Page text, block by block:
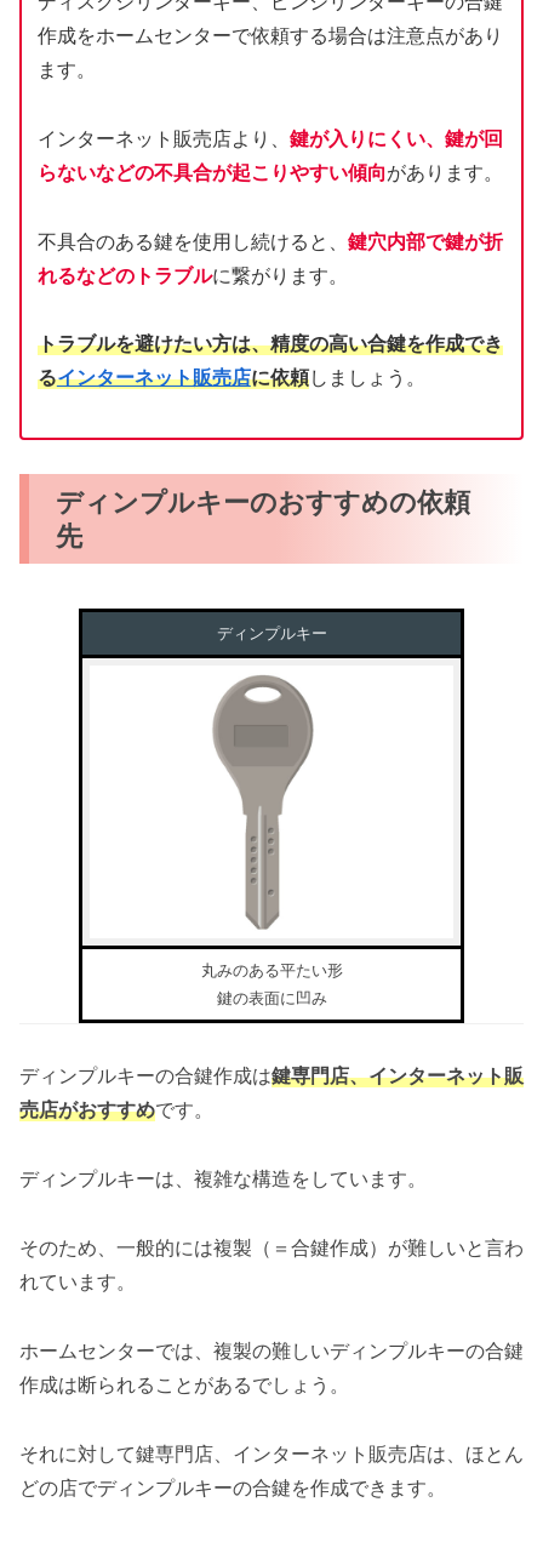
作成をホームセンターで依頼する場合は注意点があり
ます。
インターネット販売店より、 鍵が入りにくい、鍵が回
らないなどの不具合が起こりやすい傾向があります。
不具合のある鍵を使用し続けると、 鍵穴内部で鍵が折
れるなどのトラブルに繋がります。
トラブルを避けたい方は、精度の高い合鍵を作成でき
るインターネット販売店に依頼しましょう。
ディンプルキーのおすすめの依頼
先
ディンプルキー
丸みのある平たい形
鍵の表面に凹み
ディンプルキーの合鍵作成は鍵専門店、インターネット販
売店がおすすめです。
ディンプルキーは、複雑な構造をしています。
そのため、一般的には複製（＝合鍵作成）が難しいと言わ
れています。
ホームセンターでは、複製の難しいディンプルキーの合鍵
作成は断られることがあるでしょう。
それに対して鍵専門店、インターネット販売店は、ほとん
どの店でディンプルキーの合鍵を作成できます。